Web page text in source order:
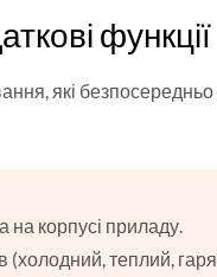
функції
які
на корпусі приладу.
(холодний, теплий,